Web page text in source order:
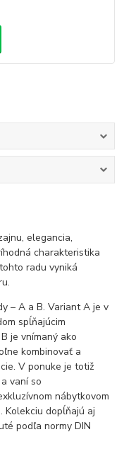
elegancia,
charakteristika
radu vyniká
– A a B. Variant A je v
spĺňajúcim
je vnímaný ako
kombinovať a
V ponuke je totiž
vaní so
nábytkovom
Kolekciu dopĺňajú aj
podľa normy DIN